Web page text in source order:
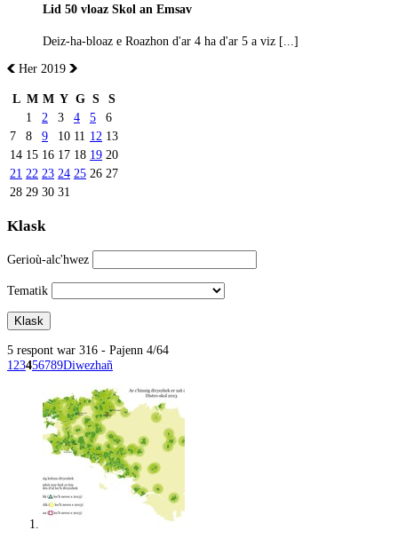
Lid 50 vloaz Skol an Emsav
Deiz-ha-bloaz e Roazhon d'ar 4 ha d'ar 5 a viz [...]
Her 2019
L M M Y G S
S
1
2 3 4 5
6
7
8 9 10 11 12 13
14 15 16 17 18 19 20
21 22 23 24 25 26 27
28 29 30 31
Klask
Gerioù-alc'hwez
Tematik
5 respont war 316 - Pajenn 4/64
123456789Diwezhañ